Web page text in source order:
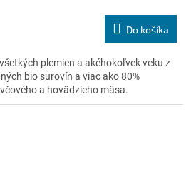
Do košíka
plemien a akéhokoľvek veku z
bio surovín a viac ako 80%
a hovädzieho mäsa.